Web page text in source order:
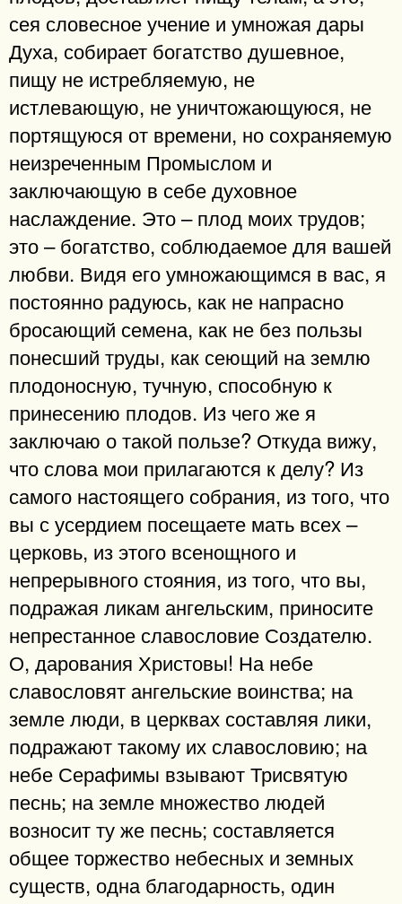
сея словесное учение и умножая дары
Духа, собирает богатство душевное,
пищу не истребляемую, не
истлевающую, не уничтожающуюся, не
портящуюся от времени, но сохраняемую
неизреченным Промыслом и
заключающую в себе духовное
наслаждение. Это – плод моих трудов;
это – богатство, соблюдаемое для вашей
любви. Видя его умножающимся в вас, я
постоянно радуюсь, как не напрасно
бросающий семена, как не без пользы
понесший труды, как сеющий на землю
плодоносную, тучную, способную к
принесению плодов. Из чего же я
заключаю о такой пользе? Откуда вижу,
что слова мои прилагаются к делу? Из
самого настоящего собрания, из того, что
вы с усердием посещаете мать всех –
церковь, из этого всенощного и
непрерывного стояния, из того, что вы,
подражая ликам ангельским, приносите
непрестанное славословие Создателю.
О, дарования Христовы! На небе
славословят ангельские воинства; на
земле люди, в церквах составляя лики,
подражают такому их славословию; на
небе Серафимы взывают Трисвятую
песнь; на земле множество людей
возносит ту же песнь; составляется
общее торжество небесных и земных
существ, одна благодарность, один